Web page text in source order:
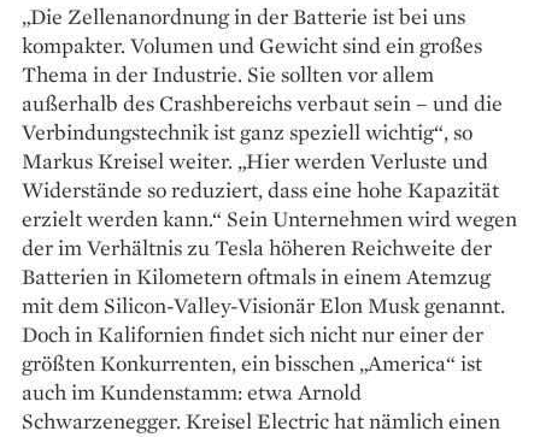
„Die Zellenanordnung in der Batterie ist bei uns
kompakter. Volumen und Gewicht sind ein großes
Thema in der Industrie. Sie sollten vor allem
außerhalb des Crashbereichs verbaut sein – und die
Verbindungstechnik ist ganz speziell wichtig“, so
Markus Kreisel weiter. „Hier werden Verluste und
Widerstände so reduziert, dass eine hohe Kapazität
erzielt werden kann.“ Sein Unternehmen wird wegen
der im Verhältnis zu Tesla höheren Reichweite der
Batterien in Kilometern oftmals in einem Atemzug
mit dem Silicon-Valley-Visionär Elon Musk genannt.
Doch in Kalifornien findet sich nicht nur einer der
größten Konkurrenten, ein bisschen „America“ ist
auch im Kundenstamm: etwa Arnold
Schwarzenegger. Kreisel Electric hat nämlich einen